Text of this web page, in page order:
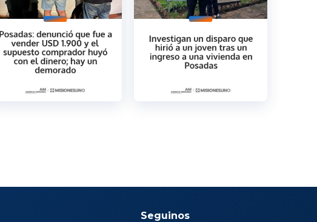
Seguinos